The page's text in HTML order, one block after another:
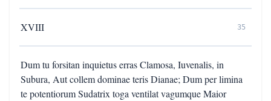
XVIII 35
Dum tu forsitan inquietus erras Clamosa, Iuvenalis, in
Subura, Aut collem dominae teris Dianae; Dum per limina
te potentiorum Sudatrix toga ventilat vagumque Maior